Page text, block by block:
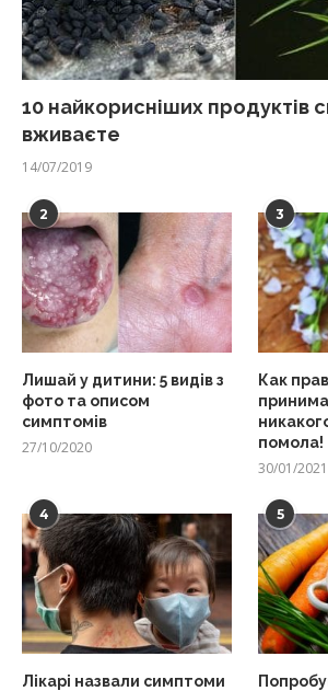
10 найкорисніших продуктів
вживаєте
14/07/2019
2
Лишай у дитини: 5 видів з
фото та описом
симптомів
27/10/2020
3
Как
помола!
30/01/2021
4
Лікарі назвали симптоми
5